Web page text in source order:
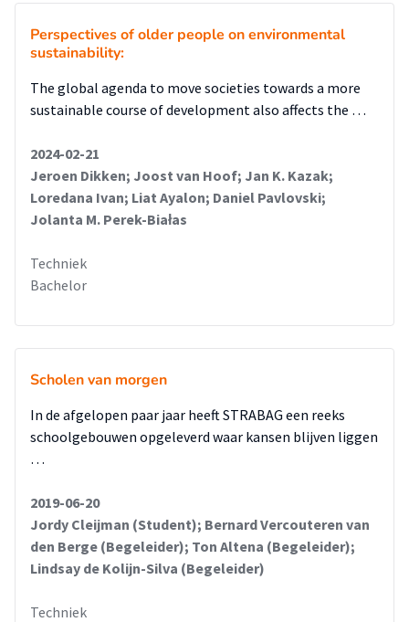
Perspectives of older people on environmental
sustainability:
The global agenda to move societies towards a more
sustainable course of development also affects the …
2024-02-21
Jeroen Dikken; Joost van Hoof; Jan K. Kazak;
Loredana Ivan; Liat Ayalon; Daniel Pavlovski;
Jolanta M. Perek-Białas
Techniek
Bachelor
Scholen van morgen
In de afgelopen paar jaar heeft STRABAG een reeks
schoolgebouwen opgeleverd waar kansen blijven liggen
…
2019-06-20
Jordy Cleijman (Student); Bernard Vercouteren van
den Berge (Begeleider); Ton Altena (Begeleider);
Lindsay de Kolijn-Silva (Begeleider)
Techniek